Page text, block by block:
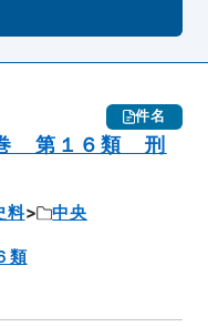
件名
第１６類 刑
料
中央
類